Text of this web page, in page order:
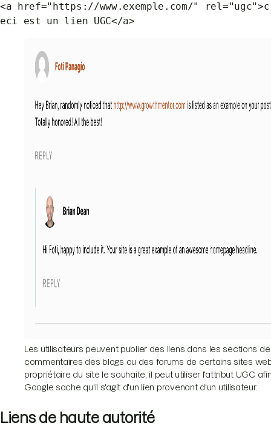
<a href="https://www.exemple.com/" rel="ugc">c
eci est un lien UGC</a>
Les utilisateurs peuvent publier des liens dans les sections de
commentaires des blogs ou des forums de certains sites
propriétaire du site le souhaite, il peut utiliser l'attribut UGC
Google sache qu'il s'agit d'un lien provenant d'un utilisateur.
Liens de haute autorité